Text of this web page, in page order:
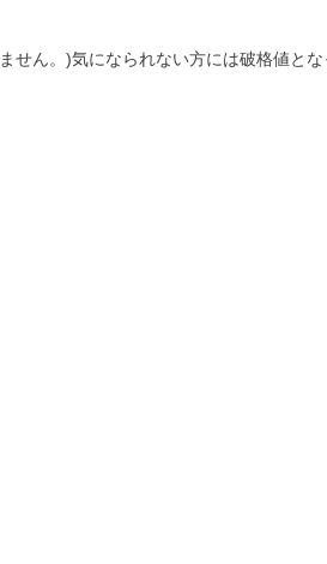
ん。)気になられない方には破格値とな